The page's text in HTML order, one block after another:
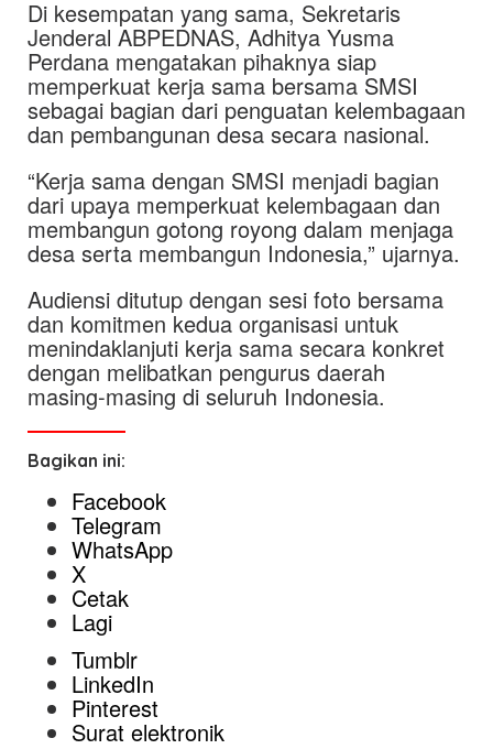
Di kesempatan yang sama, Sekretaris
Jenderal ABPEDNAS, Adhitya Yusma
Perdana mengatakan pihaknya siap
memperkuat kerja sama bersama SMSI
sebagai bagian dari penguatan kelembagaan
dan pembangunan desa secara nasional.
“Kerja sama dengan SMSI menjadi bagian
dari upaya memperkuat kelembagaan dan
membangun gotong royong dalam menjaga
desa serta membangun Indonesia,” ujarnya.
Audiensi ditutup dengan sesi foto bersama
dan komitmen kedua organisasi untuk
menindaklanjuti kerja sama secara konkret
dengan melibatkan pengurus daerah
masing-masing di seluruh Indonesia.
Bagikan ini:
Facebook
Telegram
WhatsApp
X
Cetak
Lagi
Tumblr
LinkedIn
Pinterest
Surat elektronik